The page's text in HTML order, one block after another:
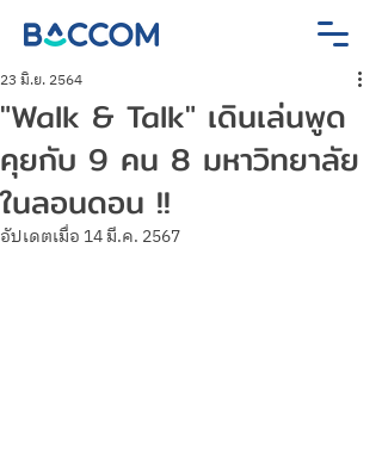
"Walk & Talk" เดินเล่นพูด
คุยกับ 9 คน 8 มหาวิทยาลัย
ในลอนดอน !!
23 มิ.ย. 2564
อัปเดตเมื่อ 14 มี.ค. 2567